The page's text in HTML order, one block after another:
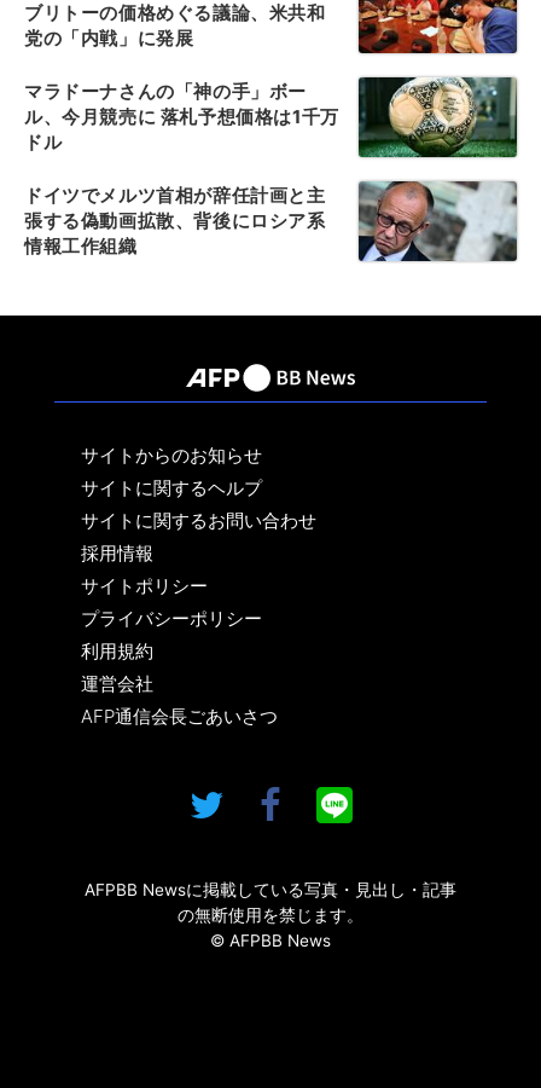
ブリトーの価格めぐる議論、米共和
党の「内戦」に発展
マラドーナさんの「神の手」ボー
ル、今月競売に 落札予想価格は1千万
ドル
ドイツでメルツ首相が辞任計画と主
張する偽動画拡散、背後にロシア系
情報工作組織
サイトからのお知らせ
サイトに関するヘルプ
サイトに関するお問い合わせ
採用情報
サイトポリシー
プライバシーポリシー
利用規約
運営会社
AFP通信会長ごあいさつ
AFPBB Newsに掲載している写真・見出し・記事
の無断使用を禁じます。
© AFPBB News